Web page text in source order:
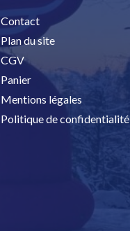
Contact
Plan du site
CGV
Panier
Mentions légales
Politique de confidentialité